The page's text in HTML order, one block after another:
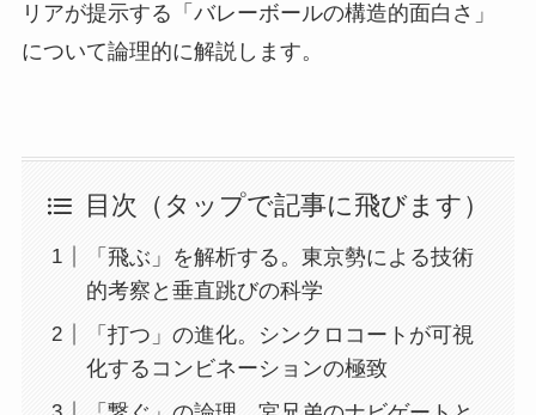
リアが提示する「バレーボールの構造的面白さ」
について論理的に解説します。
目次（タップで記事に飛びます）
「飛ぶ」を解析する。東京勢による技術
的考察と垂直跳びの科学
「打つ」の進化。シンクロコートが可視
化するコンビネーションの極致